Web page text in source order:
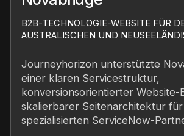
B2B-TECHNOLOGIE-WEBSITE FÜR
AUSTRALISCHEN UND
Journeyhorizon unterstützte
einer klaren Servicestruktur,
konversionsorientierter Website-
skalierbarer Seitenarchitektur für
spezialisierten ServiceNow-